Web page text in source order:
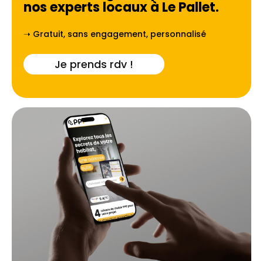
nos experts locaux à Le Pallet.
➝ Gratuit, sans engagement, personnalisé
Je prends rdv !